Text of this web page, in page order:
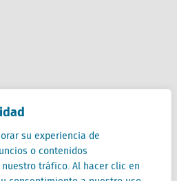
su experiencia de
o contenidos
tráfico. Al hacer clic en